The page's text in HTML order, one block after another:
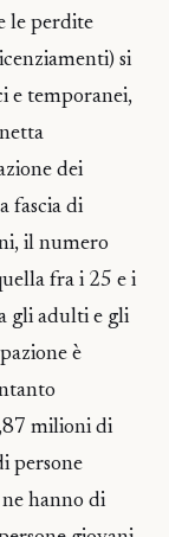
le perdite
si
e temporanei,
dei
fascia di
il numero
fra i 25 e i
gli adulti e gli
è
milioni di
persone
hanno di